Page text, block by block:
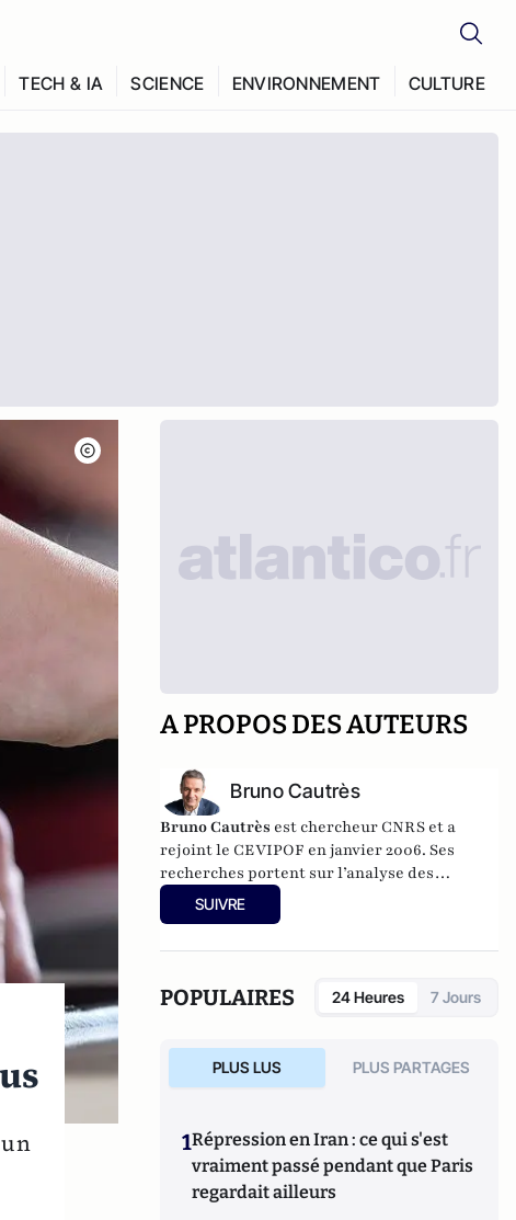
TECH & IA SCIENCE ENVIRONNEMENT CULTURE
A PROPOS DES AUTEURS
Bruno Cautrès
Bruno Cautrès est chercheur CNRS et a
rejoint le CEVIPOF en janvier 2006. Ses
recherches portent sur l’analyse des
comportements et des attitudes politiques.
Au cours des années récentes, il a participé à
politique, le vote et les élections. Il a
développé d’autres directions de recherche
politiques liés à l’Europe et à l’intégration
européenne dans les électorats et les
(toujours) l'Europe ?(éditions de La
Documentation Française, 2014) etHistoire
d’une révolution électorale (2015-2018)
SUIVRE
POPULAIRES 24 Heures 7 Jours
PLUS LUS PLUS PARTAGES
1Répression en Iran : ce qui s'est
vraiment passé pendant que Paris
regardait ailleurs